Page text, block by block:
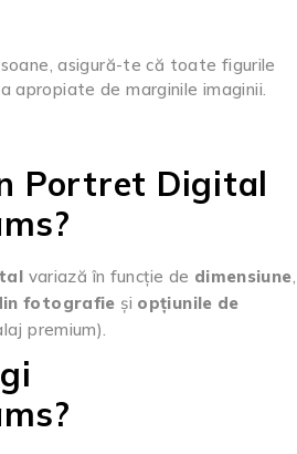
asigură-te că toate figurile
apropiate de marginile imaginii.
Portret Digital
variază în funcție de dimensiune,
fotografie și opțiunile de
premium).